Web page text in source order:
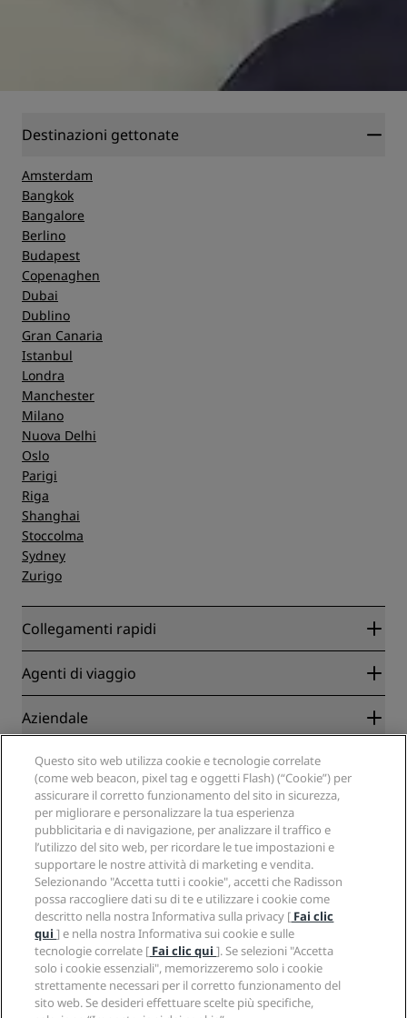
Destinazioni gettonate
Amsterdam
Bangkok
Bangalore
Berlino
Budapest
Copenaghen
Dubai
Dublino
Gran Canaria
Istanbul
Londra
Manchester
Milano
Nuova Delhi
Oslo
Parigi
Riga
Shanghai
Stoccolma
Sydney
Zurigo
Collegamenti rapidi
Radisson Rewards
Blog
APP Radisson Hotels
Hotel Approvati per sport
Hotel per famiglie
Salute e sicurezza
Agenti di viaggio
Partner
Agenti di viaggio
Aziendale
Radisson Hotel Group
Media
Opportunità di lavoro in RHG
Opportunità di lavoro in PPHE
Opportunità di lavoro in EHL
The Club by RHG
Opportunità di sviluppo
Responsible Business
Approvvigionamento
Note legali
Centro sulla privacy
Note legali
Termini e condizioni di Radisson Rewards
Termini e condizioni di utilizzo del sito
Accessibilità digitale
Dichiarazione sulla schiavitù moderna
Aiuto
Avvisi per i consumatori
Contatti
Domande frequenti
Mappa del sito
Social media
Marchi Radisson Hotels
Questo sito web utilizza cookie e tecnologie correlate
(come web beacon, pixel tag e oggetti Flash) (“Cookie”) per
assicurare il corretto funzionamento del sito in sicurezza,
per migliorare e personalizzare la tua esperienza
pubblicitaria e di navigazione, per analizzare il traffico e
l’utilizzo del sito web, per ricordare le tue impostazioni e
supportare le nostre attività di marketing e vendita.
Selezionando "Accetta tutti i cookie", accetti che Radisson
possa raccogliere dati su di te e utilizzare i cookie come
descritto nella nostra Informativa sulla privacy [ Fai clic
qui] e nella nostra Informativa sui cookie e sulle
tecnologie correlate [ Fai clic qui]. Se selezioni "Accetta
solo i cookie essenziali", memorizzeremo solo i cookie
strettamente necessari per il corretto funzionamento del
sito web. Se desideri effettuare scelte più specifiche,